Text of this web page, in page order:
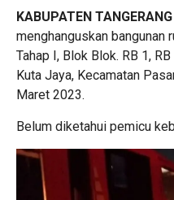
KABUPATEN
menghanguskan bangunan
Tahap I, Blok Blok. RB 1,
Kuta Jaya, Kecamatan
Maret 2023.
Belum diketahui pemicu